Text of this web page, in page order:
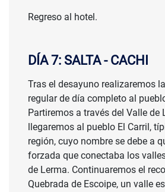
Regreso al hotel.
DÍA 7: SALTA - CACHI
Tras el desayuno realizaremos
regular de día completo al
Partiremos a través del Valle de
llegaremos al pueblo El Carril,
región, cuyo nombre se debe a
forzada que conectaba los
de Lerma. Continuaremos el
Quebrada de Escoipe, un valle